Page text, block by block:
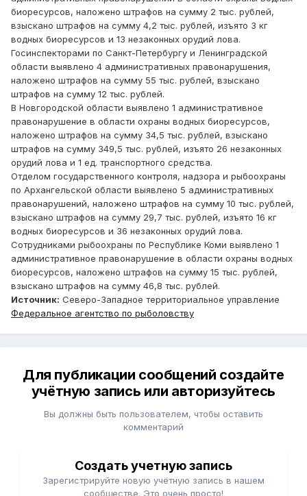
биоресурсов, наложено штрафов на сумму 2 тыс. рублей,
взыскано штрафов на сумму 4,2 тыс. рублей, изъято 3 кг
водных биоресурсов и 13 незаконных орудий лова.
Госинспекторами по Санкт-Петербургу и Ленинградской
области выявлено 4 административных правонарушения,
наложено штрафов на сумму 55 тыс. рублей, взыскано
штрафов на сумму 12 тыс. рублей.
В Новгородской области выявлено 1 административное
правонарушение в области охраны водных биоресурсов,
наложено штрафов на сумму 34,5 тыс. рублей, взыскано
штрафов на сумму 349,5 тыс. рублей, изъято 26 незаконных
орудий лова и 1 ед. транспортного средства.
Отделом государственного контроля, надзора и рыбоохраны
по Архангельской области выявлено 5 административных
правонарушений, наложено штрафов на сумму 10 тыс. рублей,
взыскано штрафов на сумму 29,7 тыс. рублей, изъято 16 кг
водных биоресурсов и 36 незаконных орудий лова.
Сотрудниками рыбоохраны по Республике Коми выявлено 1
административное правонарушение в области охраны водных
биоресурсов, наложено штрафов на сумму 15 тыс. рублей,
взыскано штрафов на сумму 46,8 тыс. рублей.
Источник: Северо-Западное территориальное управление
Федеральное агентство по рыболовству
Для публикации сообщений создайте
учётную запись или авторизуйтесь
Вы должны быть пользователем, чтобы оставить
комментарий
Создать учетную запись
Зарегистрируйте новую учётную запись в нашем
сообществе. Это очень просто!